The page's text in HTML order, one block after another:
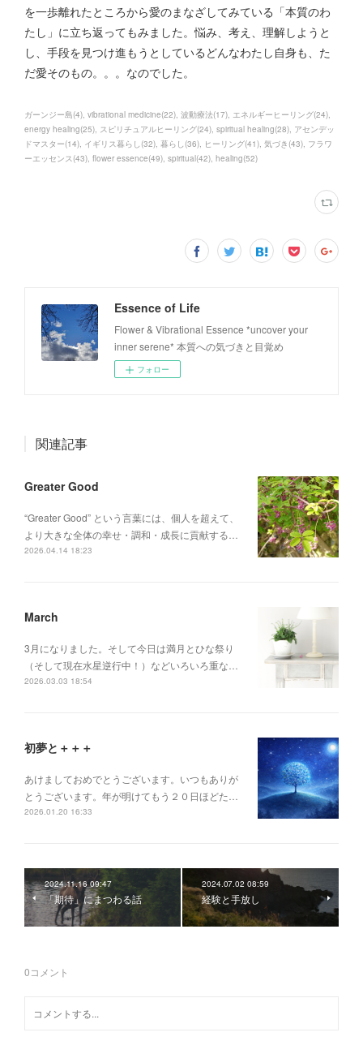
を一歩離れたところから愛のまなざしてみている「本質のわ
たし」に立ち返ってもみました。悩み、考え、理解しようと
し、手段を見つけ進もうとしているどんなわたし自身も、た
だ愛そのもの。。。なのでした。
ガーンジー島(4) vibrational medicine(22) 波動療法(17) エネルギーヒーリング(24)
energy healing(25) スピリチュアルヒーリング(24) spiritual healing(28) アセンデッ
ドマスター(14) イギリス暮らし (32) 暮らし (36) ヒーリング(41) 気づき (43) フラワ
ーエッセンス (43) flower essence(49) spiritual(42) healing(52)
Essence of Life
Flower & Vibrational Essence *uncover your
inner serene* 本質への気づきと目覚め
フォロー
関連記事
Greater Good
“Greater Good” という言葉には、個人を超えて、
より大きな全体の幸せ・調和・成長に貢献する…
2026.04.14 18:23
March
3月になりました。そして今日は満月とひな祭り
（そして現在水星逆行中！）などいろいろ重な…
2026.03.03 18:54
初夢と＋＋＋
あけましておめでとうございます。いつもありが
とうございます。年が明けてもう２０日ほどた…
2026.01.20 16:33
2024.11.16 09:47
「期待」にまつわる話
2024.07.02 08:59
経験と手放し
0コメント